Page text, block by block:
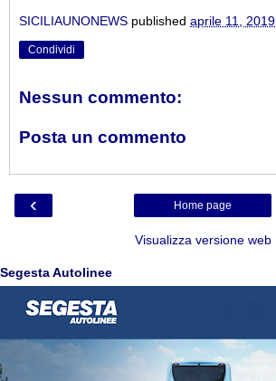
SICILIAUNONEWS published aprile 11, 2019
Condividi
Nessun commento:
Posta un commento
‹ Home page
Visualizza versione web
Segesta Autolinee